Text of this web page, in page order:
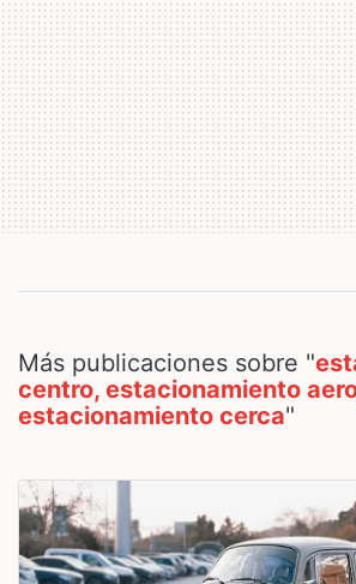
Más publicaciones sobre "
centro, estacionamiento
estacionamiento cerca"